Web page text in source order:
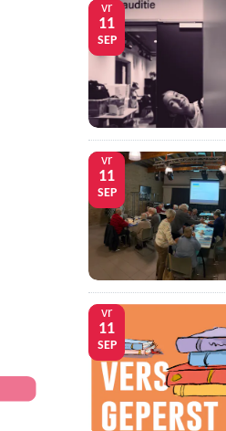
vr
11
SEP
vr
11
SEP
vr
11
SEP